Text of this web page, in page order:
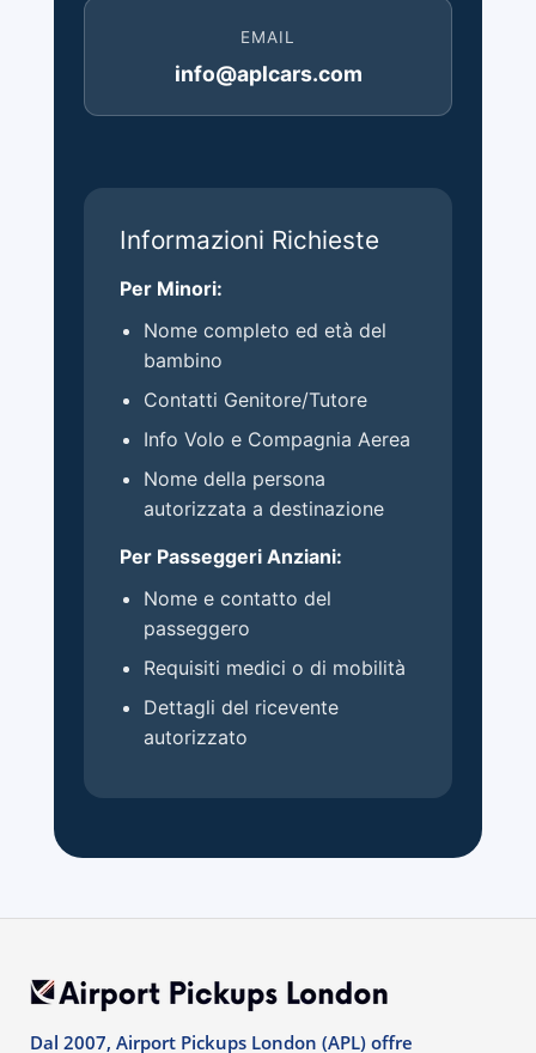
EMAIL
info@aplcars.com
Informazioni Richieste
Per Minori:
Nome completo ed età del
bambino
Contatti Genitore/Tutore
Info Volo e Compagnia Aerea
Nome della persona
autorizzata a destinazione
Per Passeggeri Anziani:
Nome e contatto del
passeggero
Requisiti medici o di mobilità
Dettagli del ricevente
autorizzato
Dal 2007, Airport Pickups London (APL) offre